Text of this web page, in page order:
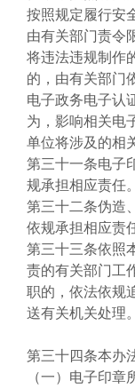
按照规定履行安
由有关部门责令
将违法违规制作
的，由有关部门
电子政务电子认
为，影响相关电
单位将涉及的相
第三十一条电子
规承担相应责任。
第三十二条伪造
依规承担相应责
第三十三条依照
责的有关部门工
职的，依法依规
送有关机关处理。
第三十四条本办
（一）电子印